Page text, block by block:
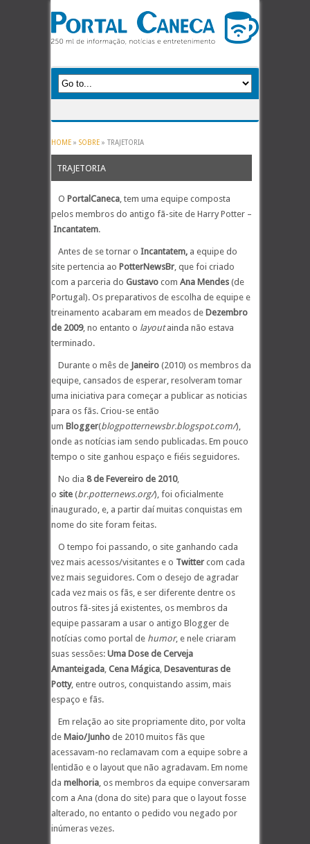
HOME » SOBRE » TRAJETORIA
TRAJETORIA
O PortalCaneca, tem uma equipe composta
pelos membros do antigo fã-site de Harry Potter –
Incantatem.
Antes de se tornar o Incantatem, a equipe do
site pertencia ao PotterNewsBr, que foi criado
com a parceria do Gustavo com Ana Mendes (de
Portugal). Os preparativos de escolha de equipe e
treinamento acabaram em meados de Dezembro
de 2009, no entanto o layoutainda não estava
terminado.
Durante o mês de Janeiro (2010) os membros da
equipe, cansados de esperar, resolveram tomar
uma iniciativa para começar a publicar as noticias
para os fãs. Criou-se então
um Blogger(blogpotternewsbr.blogspot.com/),
onde as notícias iam sendo publicadas. Em pouco
tempo o site ganhou espaço e fiéis seguidores.
No dia 8 de Fevereiro de 2010,
o site (br.potternews.org/), foi oficialmente
inaugurado, e, a partir daí muitas conquistas em
nome do site foram feitas.
O tempo foi passando, o site ganhando cada
vez mais acessos/visitantes e o Twitter com cada
vez mais seguidores. Com o desejo de agradar
cada vez mais os fãs, e ser diferente dentre os
outros fã-sites já existentes, os membros da
equipe passaram a usar o antigo Blogger de
notícias como portal de humor, e nele criaram
suas sessões: Uma Dose de Cerveja
Amanteigada, Cena Mágica, Desaventuras de
Potty, entre outros, conquistando assim, mais
espaço e fãs.
Em relação ao site propriamente dito, por volta
de Maio/Junho de 2010 muitos fãs que
acessavam-no reclamavam com a equipe sobre a
lentidão e o layout que não agradavam. Em nome
da melhoria, os membros da equipe conversaram
com a Ana (dona do site) para que o layout fosse
alterado, no entanto o pedido vou negado por
inúmeras vezes.